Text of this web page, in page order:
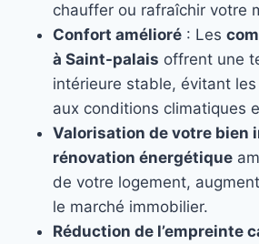
chauffer ou rafraîchir votre
Confort amélioré : Les
à Saint-palais offrent une
intérieure stable, évitant
aux conditions climatiques
Valorisation de votre bien
rénovation énergétique
de votre logement,
le marché immobilier.
Réduction de l’empreinte